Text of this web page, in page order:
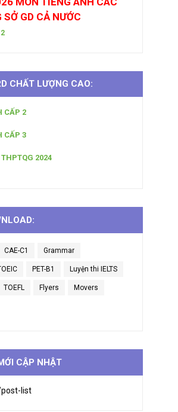
SỞ GD CẢ NƯỚC
CHẤT LƯỢNG CAO:
CẤP 2
CẤP 3
2024
CAE-C1 Grammar
PET-B1 Luyện thi IELTS
TOEFL Flyers Movers
CẬP NHẬT
list